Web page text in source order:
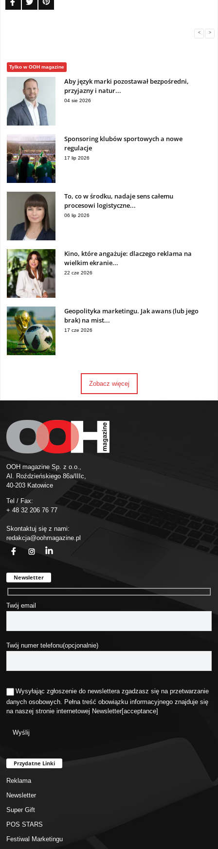
< >
Tylko w OOH magazine
Aby język marki pozostawał bezpośredni,
przyjazny i natur...
04 sie 2026
Sponsoring klubów sportowych a nowe
regulacje
17 lip 2026
To, co w środku, nadaje sens całemu
procesowi logistyczne...
06 lip 2026
Kino, które angażuje: dlaczego reklama na
wielkim ekranie...
22 cze 2026
Geopolityka marketingu. Jak awans (lub jego
brak) na mist...
17 cze 2026
Zobacz więcej
OOH magazine Sp. z o.o.,
Al. Roździeńskiego 86a/IIIc,
40-203 Katowice
Tel / Fax:
+ 48 32 206 76 77
Skontaktuj się z nami:
redakcja@oohmagazine.pl
Newsletter
Twój email
Twój numer telefonu(opcjonalnie)
Wysyłając zgłoszenie do newslettera zgadzasz się na przetwarzanie
danych osobowych. Pełna treść obowiązku informacyjnego znajduje się
na naszej stronie internetowej Newsletter[acceptance]
Przydatne Linki
Reklama
Newsletter
Super Gift
POS STARS
Festiwal Marketingu